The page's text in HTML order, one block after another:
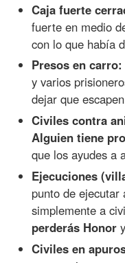
Caja fuerte
fuerte en medio
con lo que había
Presos en carro:
y varios
dejar que
Civiles contra
Alguien tiene
que los ayudes a
Ejecuciones
punto de ejecutar
simplemente a
perderás Honor
Civiles en